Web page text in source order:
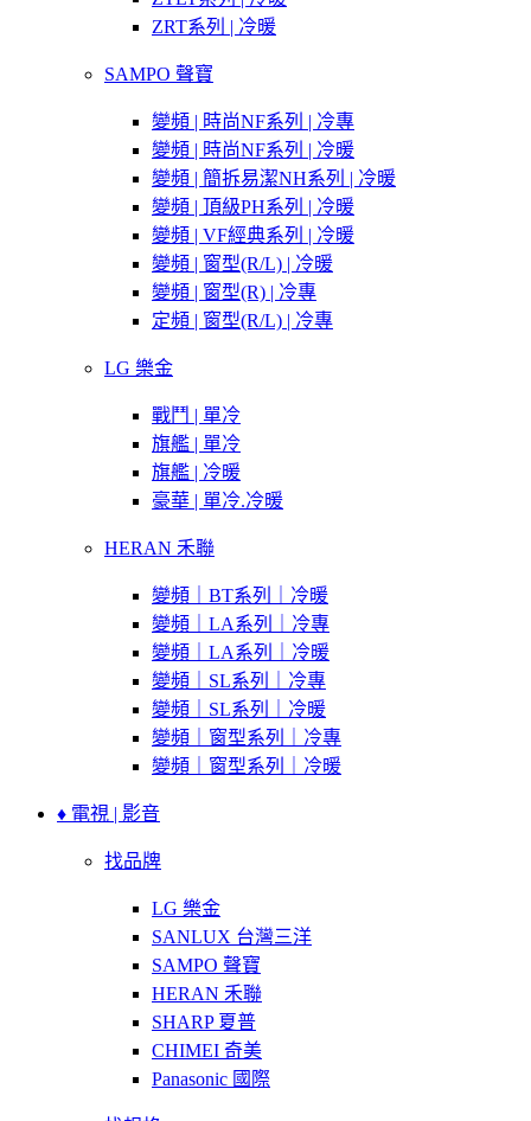
ZRT系列 | 冷暖
SAMPO 聲寶
變頻 | 時尚NF系列 | 冷專
變頻 | 時尚NF系列 | 冷暖
變頻 | 簡拆易潔NH系列 | 冷暖
變頻 | 頂級PH系列 | 冷暖
變頻 | VF經典系列 | 冷暖
變頻 | 窗型(R/L) | 冷暖
變頻 | 窗型(R) | 冷專
定頻 | 窗型(R/L) | 冷專
LG 樂金
戰鬥 | 單冷
旗艦 | 單冷
旗艦 | 冷暖
豪華 | 單冷.冷暖
HERAN 禾聯
變頻｜BT系列｜冷暖
變頻｜LA系列｜冷專
變頻｜LA系列｜冷暖
變頻｜SL系列｜冷專
變頻｜SL系列｜冷暖
變頻｜窗型系列｜冷專
變頻｜窗型系列｜冷暖
♦ 電視 | 影音
找品牌
LG 樂金
SANLUX 台灣三洋
SAMPO 聲寶
HERAN 禾聯
SHARP 夏普
CHIMEI 奇美
Panasonic 國際